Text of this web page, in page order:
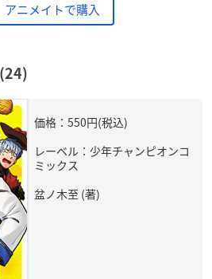
アニメイトで購入
価格：550円(税込)
レーベル：少年チャンピオンコ
ミックス
盆ノ木至 (著)